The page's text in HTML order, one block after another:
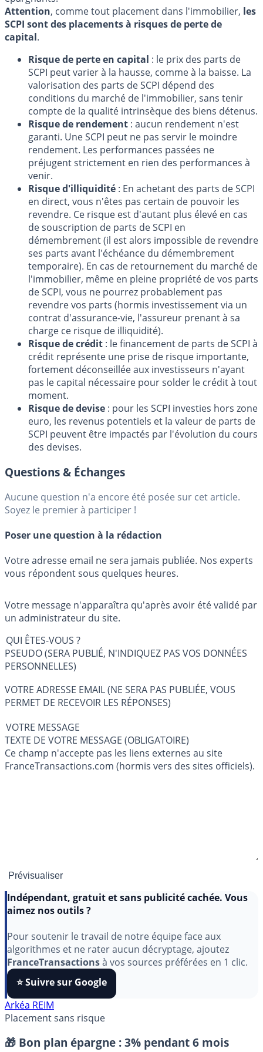
Attention, comme tout placement dans l'immobilier, les
SCPI sont des placements à risques de perte de
capital.
Risque de perte en capital : le prix des parts de
SCPI peut varier à la hausse, comme à la baisse. La
valorisation des parts de SCPI dépend des
conditions du marché de l'immobilier, sans tenir
compte de la qualité intrinsèque des biens détenus.
Risque de rendement : aucun rendement n'est
garanti. Une SCPI peut ne pas servir le moindre
rendement. Les performances passées ne
préjugent strictement en rien des performances à
venir.
Risque d'illiquidité : En achetant des parts de SCPI
en direct, vous n'êtes pas certain de pouvoir les
revendre. Ce risque est d'autant plus élevé en cas
de souscription de parts de SCPI en
démembrement (il est alors impossible de revendre
ses parts avant l'échéance du démembrement
temporaire). En cas de retournement du marché de
l'immobilier, même en pleine propriété de vos parts
de SCPI, vous ne pourrez probablement pas
revendre vos parts (hormis investissement via un
contrat d'assurance-vie, l'assureur prenant à sa
charge ce risque de illiquidité).
Risque de crédit : le financement de parts de SCPI à
crédit représente une prise de risque importante,
fortement déconseillée aux investisseurs n'ayant
pas le capital nécessaire pour solder le crédit à tout
moment.
Risque de devise : pour les SCPI investies hors zone
euro, les revenus potentiels et la valeur de parts de
SCPI peuvent être impactés par l'évolution du cours
des devises.
Questions & Échanges
Aucune question n'a encore été posée sur cet article.
Soyez le premier à participer !
Poser une question à la rédaction
Votre adresse email ne sera jamais publiée. Nos experts
vous répondent sous quelques heures.
Votre message n'apparaîtra qu'après avoir été validé par
un administrateur du site.
QUI ÊTES-VOUS ?
PSEUDO (SERA PUBLIÉ, N'INDIQUEZ PAS VOS DONNÉES
PERSONNELLES)
VOTRE ADRESSE EMAIL (NE SERA PAS PUBLIÉE, VOUS
PERMET DE RECEVOIR LES RÉPONSES)
VOTRE MESSAGE
TEXTE DE VOTRE MESSAGE (OBLIGATOIRE)
Ce champ n'accepte pas les liens externes au site
FranceTransactions.com (hormis vers des sites officiels).
aimez nos outils ?
Pour soutenir le travail de notre équipe face aux
algorithmes et ne rater aucun décryptage, ajoutez
FranceTransactionsà vos sources préférées en 1 clic.
⭐️ Suivre sur Google
Placement sans risque